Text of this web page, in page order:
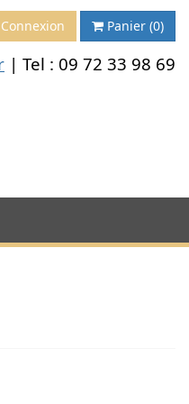
Connexion Panier (0)
| Tel : 09 72 33 98 69